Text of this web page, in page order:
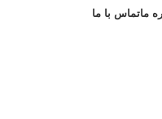
ماتماس با ما